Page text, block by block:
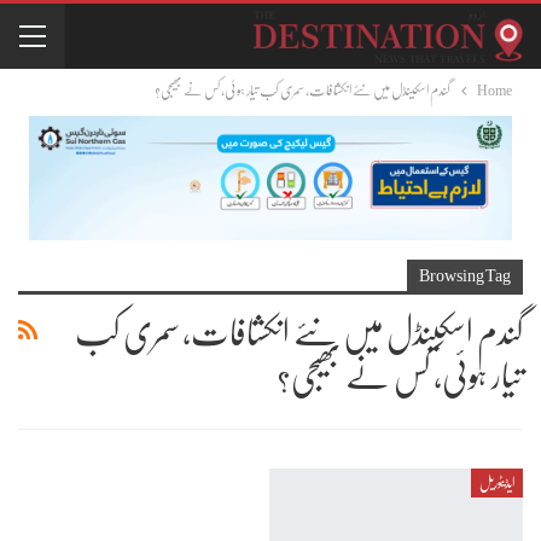
Home گندم اسکینڈل میں نئے انکشافات، سمری کب تیار ہوئی، کس نے بھیجی؟
Browsing Tag
گندم اسکینڈل میں نئے انکشافات، سمری کب
تیار ہوئی، کس نے بھیجی؟
ایڈیٹوریل